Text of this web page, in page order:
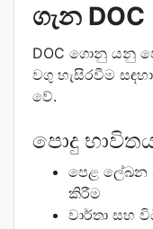
ගැන DOC
DOC ගොනු යනු
වගු හැසිරවීම
වේ.
පොදු
පෙළ ලේඛන
කිරීම
වාර්තා සහ